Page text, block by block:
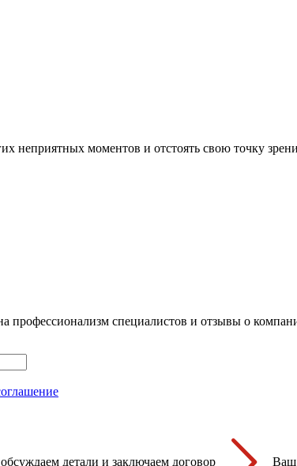
неприятных моментов и отстоять свою точку
профессионализм специалистов и отзывы о
детали и заключаем договор Ваш